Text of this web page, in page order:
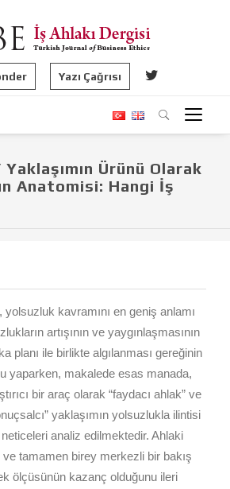
Yazı Çağrısı
Yaklaşımın Ürünü Olarak
Anatomisi: Hangi İş
kavramını en geniş anlamı
artışının ve yaygınlaşmasının
planı ile birlikte algılanması gereğinin
yaparken, makalede esas manada,
bir araç olarak “faydacı ahlak” ve
yaklaşımın yolsuzlukla ilintisi
analiz edilmektedir. Ahlaki
tamamen birey merkezli bir bakış
ölçüsünün kazanç olduğunu ileri